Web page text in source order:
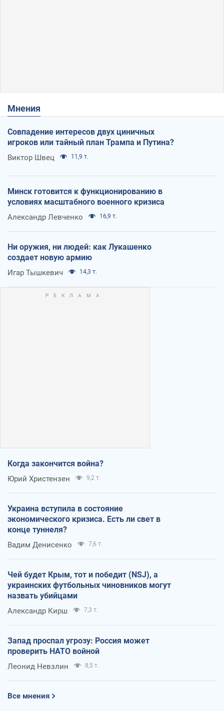
Мнения
Совпадение интересов двух циничных
игроков или тайный план Трампа и Путина?
Виктор Швец 11,9 т.
Минск готовится к функционированию в
условиях масштабного военного кризиса
Александр Левченко 16,9 т.
Ни оружия, ни людей: как Лукашенко
создает новую армию
Игар Тышкевич 14,3 т.
Когда закончится война?
Юрий Христензен 9,2 т.
Украина вступила в состояние
экономического кризиса. Есть ли свет в
конце туннеля?
Вадим Денисенко 7,6 т.
Чей будет Крым, тот и победит (NSJ), а
украинских футбольных чиновников могут
назвать убийцами
Александр Кирш 7,3 т.
Запад проспал угрозу: Россия может
проверить НАТО войной
Леонид Невзлин 8,5 т.
Все мнения